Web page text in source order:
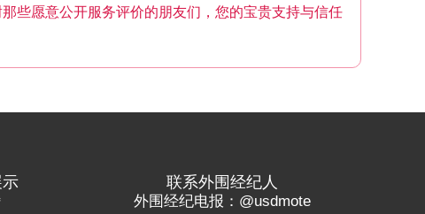
些愿意公开服务评价的朋友们，您的宝贵支持与信任
联系外围经纪人
外围经纪电报：@usdmote